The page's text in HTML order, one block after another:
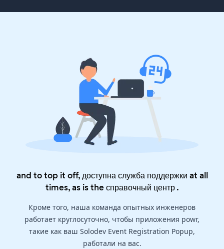
and to top it off, доступна служба поддержки at all
times, as is theсправочный центр.
Кроме того, наша команда опытных инженеров
работает круглосуточно, чтобы приложения powr,
такие как ваш Solodev Event Registration Popup,
работали на вас.